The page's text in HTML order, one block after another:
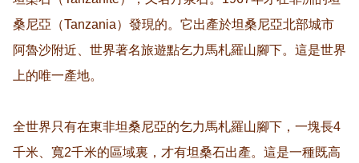
桑尼亞（Tanzania）發現的。它出產於坦桑尼亞北部城市
阿魯沙附近、世界著名旅遊點乞力馬札羅山腳下。這是世界
上的唯一產地。
全世界只有在東非坦桑尼亞的乞力馬札羅山腳下，一塊長4
千米、寬2千米的區域裏，才有坦桑石出產。這是一種既高